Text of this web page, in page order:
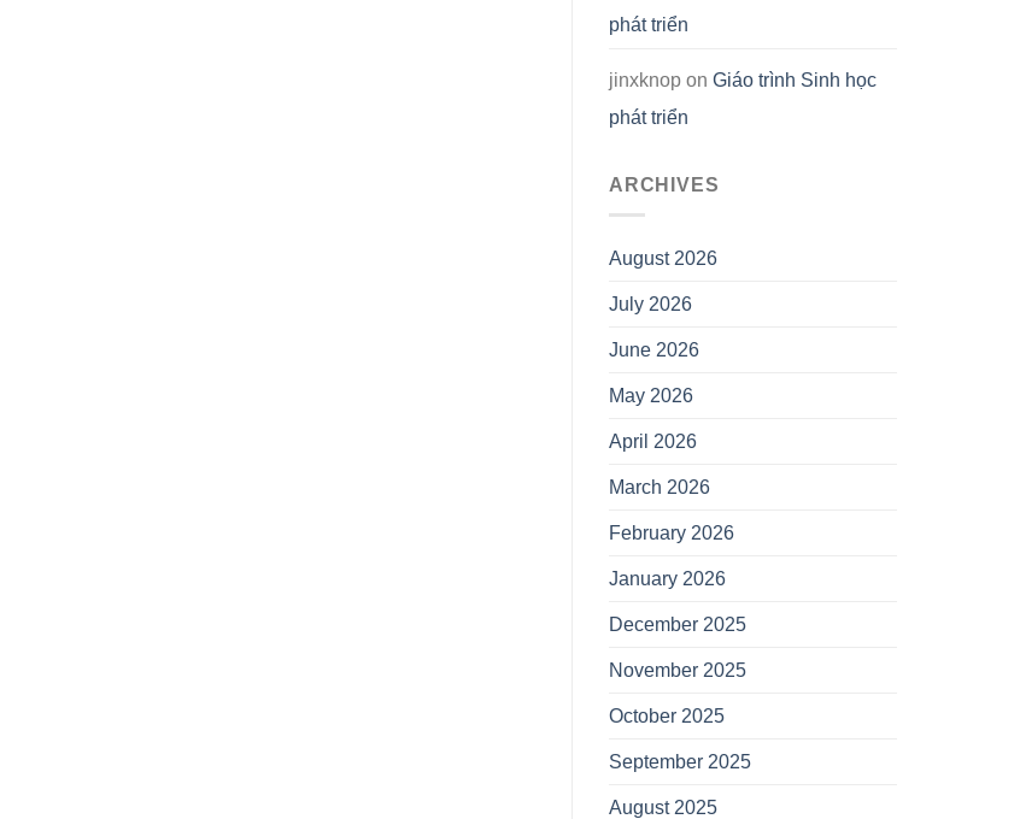
phát triển
jinxknop on Giáo trình Sinh học
phát triển
ARCHIVES
August 2026
July 2026
June 2026
May 2026
April 2026
March 2026
February 2026
January 2026
December 2025
November 2025
October 2025
September 2025
August 2025